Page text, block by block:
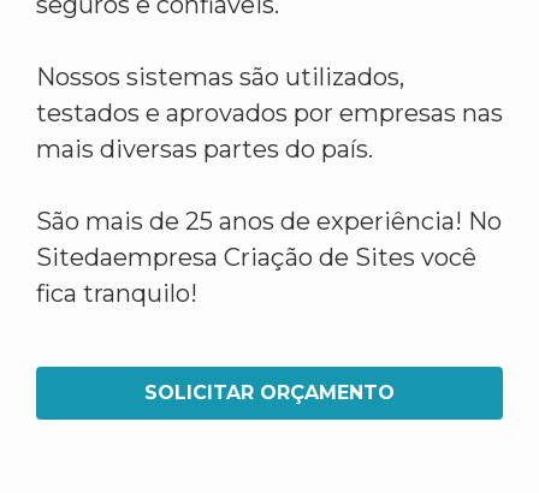
Nossos sistemas são utilizados,
testados e aprovados por empresas nas
mais diversas partes do país.
São mais de 25 anos de experiência! No
Sitedaempresa Criação de Sites você
fica tranquilo!
SOLICITAR ORÇAMENTO